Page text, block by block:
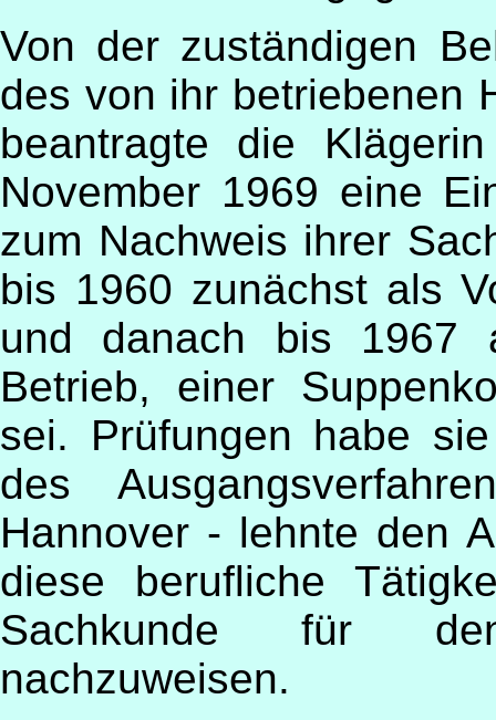
Von der zuständigen
des von ihr betriebenen
beantragte die
November 1969 eine
zum Nachweis ihrer
bis 1960 zunächst als
und danach bis 1967
Betrieb, einer
sei. Prüfungen habe
des
Hannover - lehnte den
diese berufliche
Sachkunde für den
nachzuweisen.